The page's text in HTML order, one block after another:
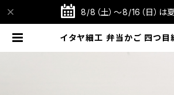
8/8（土）～8/16（日）は
イタヤ細工 弁当かご 四つ目